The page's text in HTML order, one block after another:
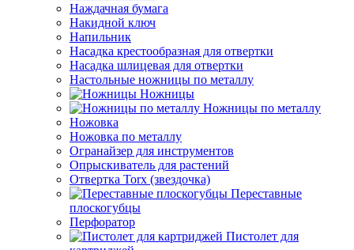
Наждачная бумага
Накидной ключ
Напильник
Насадка крестообразная для отвертки
Насадка шлицевая для отвертки
Настольные ножницы по металлу
Ножницы
Ножницы по металлу
Ножовка
Ножовка по металлу
Огранайзер для инструментов
Опрыскиватель для растений
Отвертка Torx (звездочка)
Переставные
плоскогубцы
Перфоратор
Пистолет для